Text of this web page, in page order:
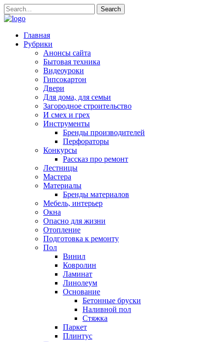
Главная
Рубрики
Анонсы сайта
Бытовая техника
Видеоуроки
Гипсокартон
Двери
Для дома, для семьи
Загородное строительство
И смех и грех
Инструменты
Бренды производителей
Перфораторы
Конкурсы
Рассказ про ремонт
Лестницы
Мастера
Материалы
Бренды материалов
Мебель, интерьер
Окна
Опасно для жизни
Отопление
Подготовка к ремонту
Пол
Винил
Ковролин
Ламинат
Линолеум
Основание
Бетонные бруски
Наливной пол
Стяжка
Паркет
Плинтус